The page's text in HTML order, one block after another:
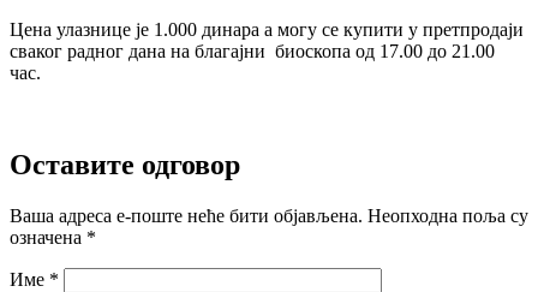
Цена улазнице је 1.000 динара a могу се купити у претпродаји
сваког радног дана на благајни биоскопа од 17.00 до 21.00
час.
Оставите одговор
Ваша адреса е-поште неће бити објављена. Неопходна поља су
означена *
Име *